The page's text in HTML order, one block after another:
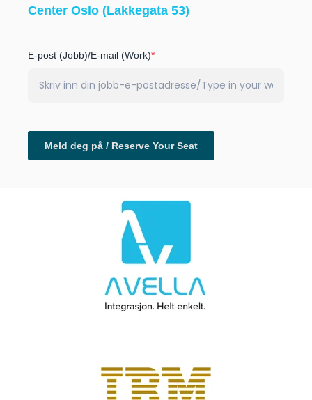
Center Oslo (Lakkegata 53)
E-post (Jobb)/E-mail (Work)*
Meld deg på / Reserve Your Seat